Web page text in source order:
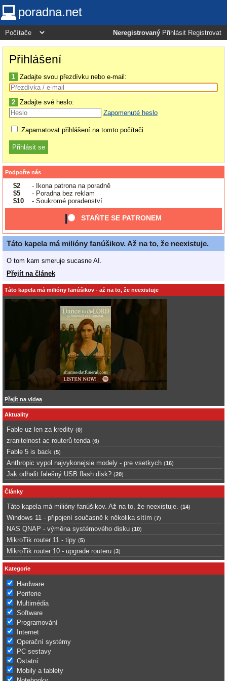
poradna.net
Neregistrovaný Přihlásit Registrovat
Přihlášení
1 Zadajte svou přezdívku nebo e-mail:
2 Zadajte své heslo:
Zapomenuté heslo
Zapamatovat přihlášení na tomto počítači
Podpořte nás
$2
- Ikona patrona na poradně
$5
- Poradna bez reklam
$10
- Soukromé poradenství
STAŇTE SE PATRONEM
Táto kapela má milióny fanúšikov. Až na to, že neexistuje.
O tom kam smeruje sucasne AI.
Přejít na článek
Táto kapela má milióny fanúšikov - až na to, že neexistuje
Přejít na videa
Aktuality
Fable uz len za kredity (0)
zranitelnost ac routerů tenda (6)
Fable 5 is back (5)
Anthropic vypol najvykonejsie modely - pre vsetkych (16)
Jak odhalit falešný USB flash disk? (20)
Články
Táto kapela má milióny fanúšikov. Až na to, že neexistuje. (14)
Windows 11 - připojení současně k několika sítím (7)
NAS QNAP - výměna systémového disku (10)
MikroTik router 11 - tipy (5)
MikroTik router 10 - upgrade routeru (3)
Kategorie
Hardware
Periferie
Multimédia
Software
Programování
Internet
Operační systémy
PC sestavy
Ostatní
Mobily a tablety